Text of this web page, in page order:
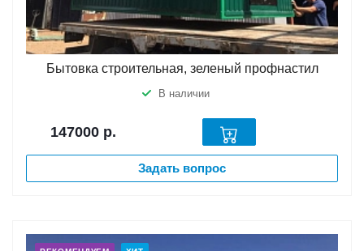
Бытовка строительная, зеленый профнастил
В наличии
147000 р.
Задать вопрос